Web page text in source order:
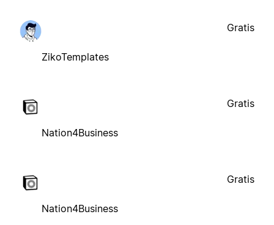
ZikoTemplates
Gratis
Nation4Business
Gratis
Nation4Business
Gratis